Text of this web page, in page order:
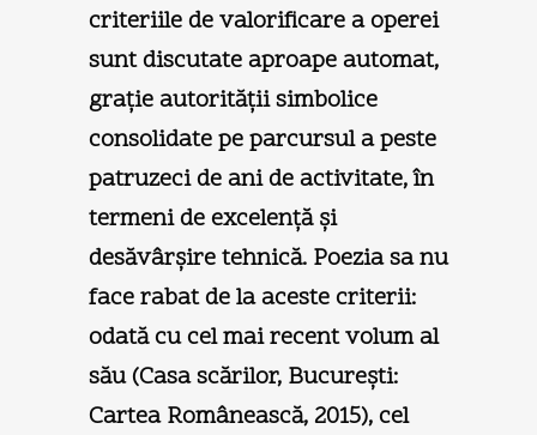
criteriile de valorificare a operei
sunt discutate aproape automat,
graţie autorităţii simbolice
consolidate pe parcursul a peste
patruzeci de ani de activitate, în
termeni de excelenţă şi
desăvârşire tehnică. Poezia sa nu
face rabat de la aceste criterii:
odată cu cel mai recent volum al
său (Casa scărilor, Bucureşti:
Cartea Românească, 2015), cel